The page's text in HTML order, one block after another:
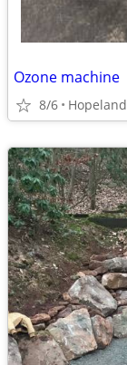
Ozone machine
8/6 Hopeland